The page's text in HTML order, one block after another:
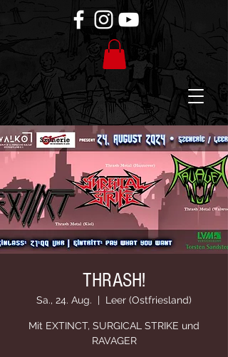
THRASH!
Sa., 24. Aug.
  |
Leer (Ostfriesland)
Mit EXTINCT, SURGICAL STRIKE und
RAVAGER